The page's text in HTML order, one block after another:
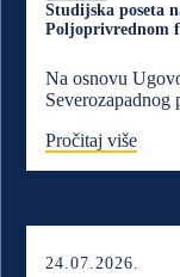
Studijska poseta
Poljoprivrednom
Na osnovu
Pročitaj više
24.07.2026.